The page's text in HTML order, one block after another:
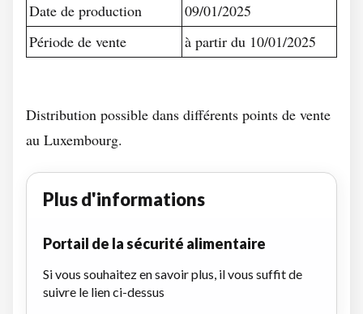
Date de production
09/01/2025
Période de vente
à partir du 10/01/2025
Distribution possible dans différents points de vente
au Luxembourg.
Plus d'informations
Portail de la sécurité alimentaire
Si vous souhaitez en savoir plus, il vous suffit de
suivre le lien ci-dessus